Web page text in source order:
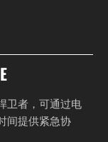
卫者，可通过电
间提供紧急协